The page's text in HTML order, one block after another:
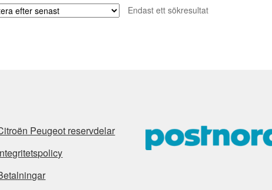
Endast ett sökresultat
Peugeot reservdelar